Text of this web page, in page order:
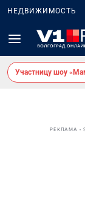
НЕДВИЖИМОСТЬ
Участницу шоу
РЕКЛАМА •